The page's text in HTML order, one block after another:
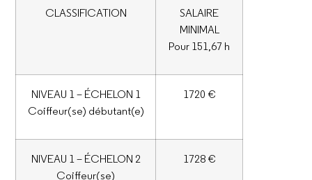
CLASSIFICATION
SALAIRE
MINIMAL
Pour 151,67 h
NIVEAU 1 – ÉCHELON 1
Coiffeur(se) débutant(e)
1720 €
NIVEAU 1 – ÉCHELON 2
Coiffeur(se)
1728 €